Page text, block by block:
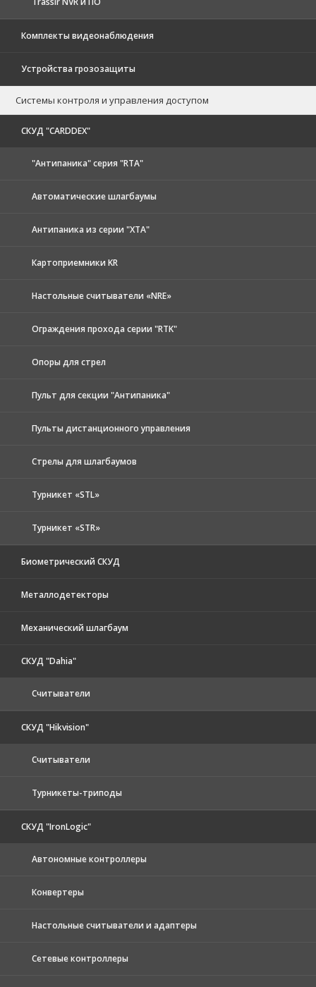
Комплекты видеонаблюдения
Устройства грозозащиты
Системы контроля и управления доступом
CКУД "CARDDEX"
"Антипаника" серия "RTA"
Автоматические шлагбаумы
Антипаника из серии "XTA"
Картоприемники KR
Настольные считыватели «NRE»
Ограждения прохода серии "RTK"
Опоры для стрел
Пульт для секции "Антипаника"
Пульты дистанционного управления
Стрелы для шлагбаумов
Турникет «STL»
Турникет «STR»
Биометрический СКУД
Металлодетекторы
Механический шлагбаум
СКУД "Dahia"
Считыватели
СКУД "Hikvision"
Считыватели
Турникеты-триподы
СКУД "IronLogic"
Автономные контроллеры
Конвертеры
Настольные считыватели и адаптеры
Сетевые контроллеры